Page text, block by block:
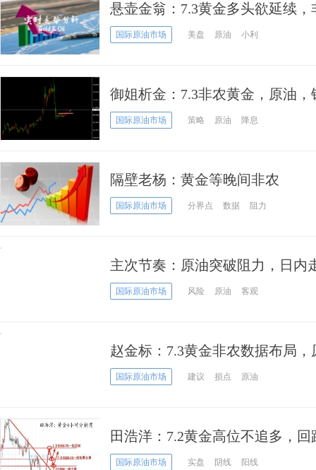
悬壶金翁：7.3黄金多头欲延续，
国际原油市场 美盘 原油 小利
御姐析金：7.3非农黄金，原油
国际原油市场 策略 原油 降息
隔壁老杨：黄金等晚间非农
国际原油市场 分界点 数据 阻力
主次节奏：原油突破阻力，日内
国际原油市场 风险 原油 客观
赵金标：7.3黄金非农数据布局
国际原油市场 建议 损点 原油
田浩洋：7.2黄金高位不追多，
国际原油市场 实盘 阴线 阳线